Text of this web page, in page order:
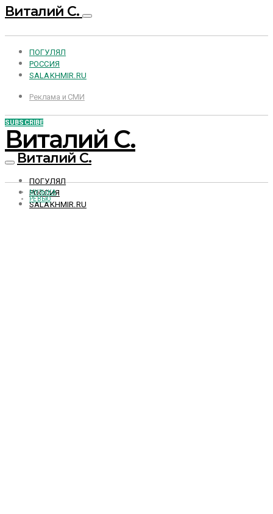
Виталий С.
ПОГУЛЯЛ
РОССИЯ
SALAKHMIR.RU
Реклама и СМИ
SUBSCRIBE
Виталий С.
Виталий С.
ПОГУЛЯЛ
РОССИЯ
SALAKHMIR.RU
МУЗЫКА
РЕВЬЮ